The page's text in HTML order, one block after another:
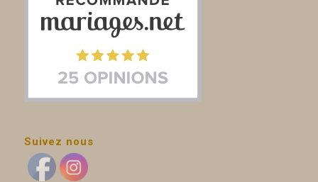
Suivez nous